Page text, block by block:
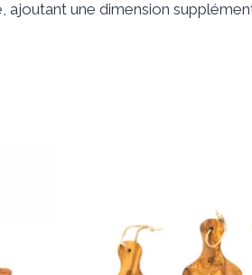
ajoutant une dimension